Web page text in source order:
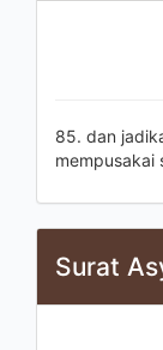
85. dan
mempusakai
Surat